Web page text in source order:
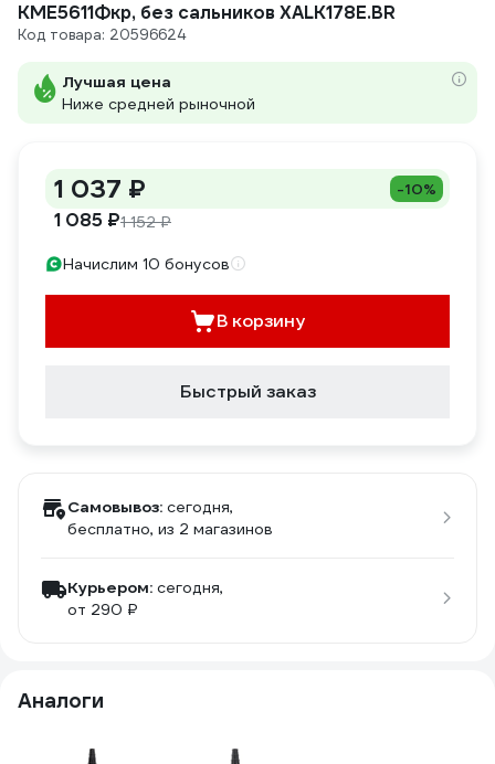
КМЕ5611Фкр, без сальников XALK178E.BR
Код товара: 20596624
Лучшая цена
Ниже средней рыночной
1 037 ₽ -10%
1 085 ₽1 152 ₽
Начислим 10 бонусов
В корзину
Быстрый заказ
Самовывоз: сегодня,
бесплатно, из 2 магазинов
Курьером: сегодня,
от 290 ₽
Аналоги